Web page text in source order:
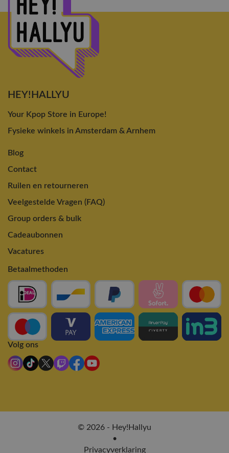
HEY!HALLYU
Your Kpop Store in Europe!
Fysieke winkels in Amsterdam & Arnhem
Blog
Contact
Ruilen en retourneren
Veelgestelde Vragen (FAQ)
Group orders & bulk
Cadeaubonnen
Vacatures
Betaalmethoden
Volg ons
© 2026 - Hey!Hallyu
•
Privacyverklaring